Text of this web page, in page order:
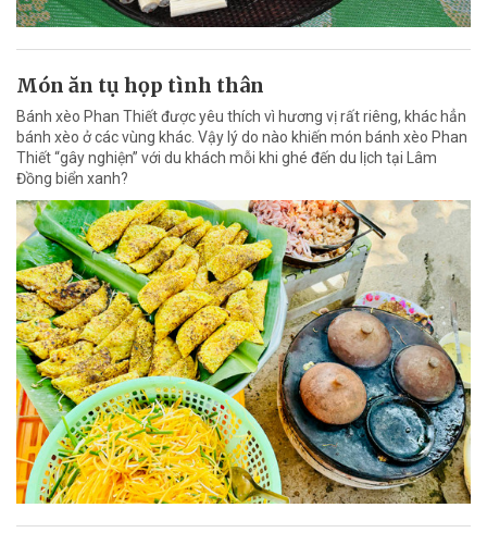
Món ăn tụ họp tình thân
Bánh xèo Phan Thiết được yêu thích vì hương vị rất riêng, khác hẳn
bánh xèo ở các vùng khác. Vậy lý do nào khiến món bánh xèo Phan
Thiết “gây nghiện” với du khách mỗi khi ghé đến du lịch tại Lâm
Đồng biển xanh?